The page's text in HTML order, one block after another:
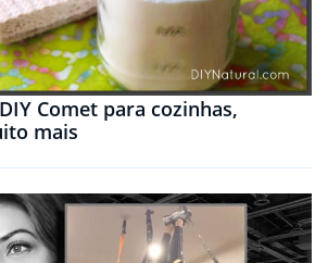
Comet para cozinhas,
mais